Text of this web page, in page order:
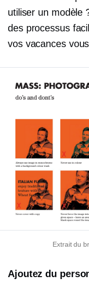
utiliser un modèle
des processus
vos vacances
Extrait du
Ajoutez du